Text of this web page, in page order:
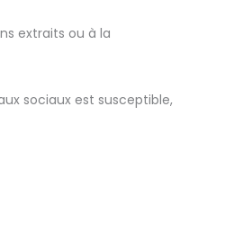
extraits ou à la
sociaux est susceptible,